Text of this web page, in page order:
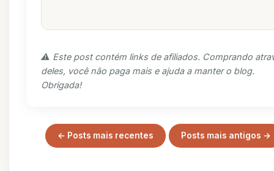
⚠️ Este post contém links de afiliados. Comprando
deles, você não paga mais e ajuda a manter o blog.
Obrigada!
← Posts mais recentes Posts mais antigos →